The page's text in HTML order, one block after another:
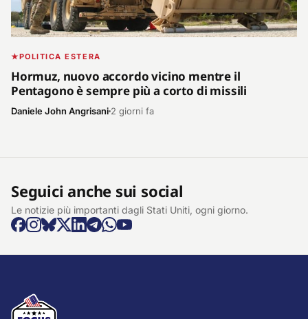
POLITICA ESTERA
Hormuz, nuovo accordo vicino mentre il
Pentagono è sempre più a corto di missili
Daniele John Angrisani 2 giorni fa
Seguici anche sui social
Le notizie più importanti dagli Stati Uniti, ogni giorno.